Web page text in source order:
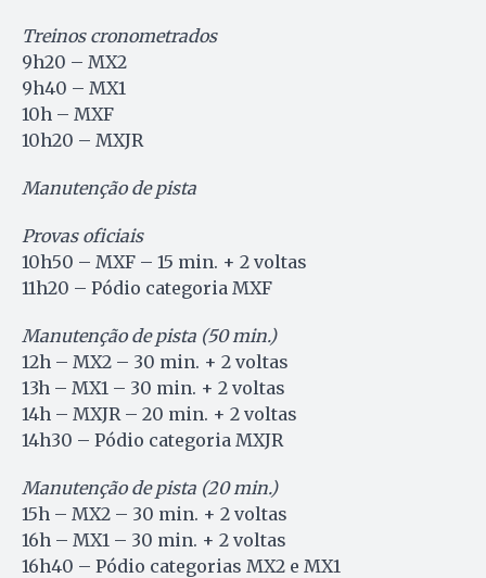
Treinos cronometrados
9h20 – MX2
9h40 – MX1
10h – MXF
10h20 – MXJR
Manutenção de pista
Provas oficiais
10h50 – MXF – 15 min. + 2 voltas
11h20 – Pódio categoria MXF
Manutenção de pista (50 min.)
12h – MX2 – 30 min. + 2 voltas
13h – MX1 – 30 min. + 2 voltas
14h – MXJR – 20 min. + 2 voltas
14h30 – Pódio categoria MXJR
Manutenção de pista (20 min.)
15h – MX2 – 30 min. + 2 voltas
16h – MX1 – 30 min. + 2 voltas
16h40 – Pódio categorias MX2 e MX1